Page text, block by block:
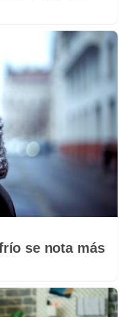
se nota más